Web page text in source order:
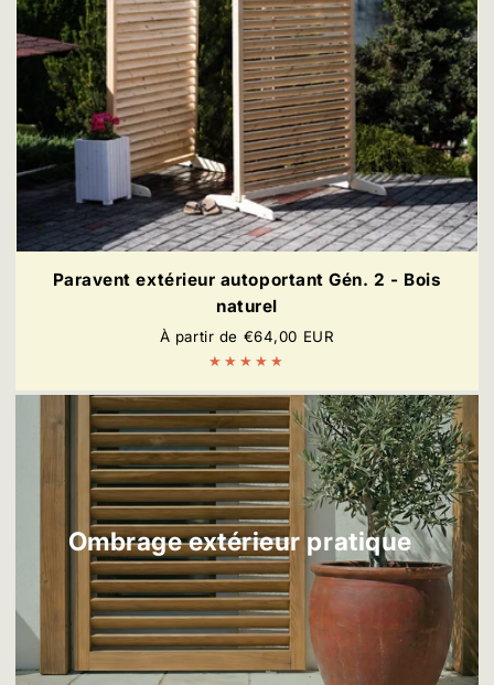
Paravent extérieur autoportant Gén. 2 - Bois
naturel
Prix
régulier
À partir de €64,00 EUR
Ombrage extérieur pratique